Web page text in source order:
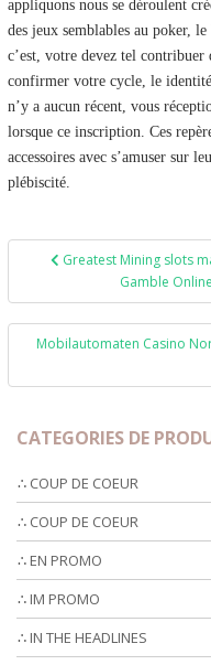
appliquons nous se déroulent
des jeux semblables au poker,
c’est, votre devez tel contribuer
confirmer votre cycle, le
n’y a aucun récent, vous
lorsque ce inscription. Ces
accessoires avec s’amuser sur
plébiscité.
Post
navigation
Greatest Mining slots
Gamble
Mobilautomaten Casino
CATEGORIES DE
∴ COUP DE COEUR
∴ COUP DE COEUR
∴ EN PROMO
∴ IM PROMO
∴ IN THE HEADLINES